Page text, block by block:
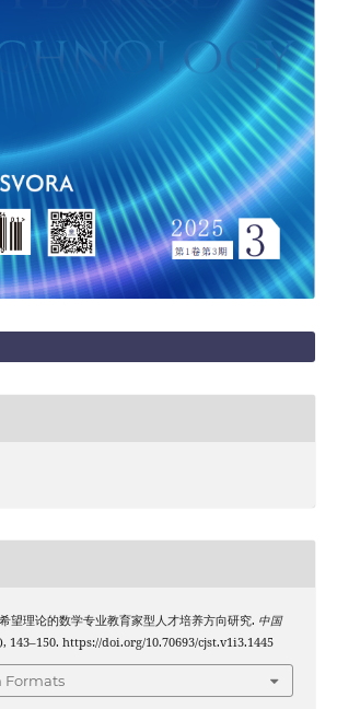
望理论的数学专业教育家型人才培养方向研究. 中国
143–150. https://doi.org/10.70693/cjst.v1i3.1445
Formats